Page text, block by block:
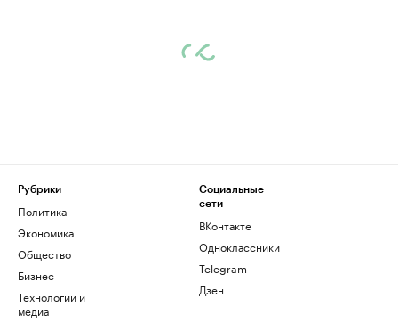
Рубрики
Политика
Экономика
Общество
Бизнес
Технологии и
медиа
Социальные
сети
ВКонтакте
Одноклассники
Telegram
Дзен